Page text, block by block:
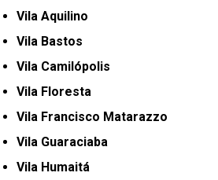
Vila Aquilino
Vila Bastos
Vila Camilópolis
Vila Floresta
Vila Francisco Matarazzo
Vila Guaraciaba
Vila Humaitá